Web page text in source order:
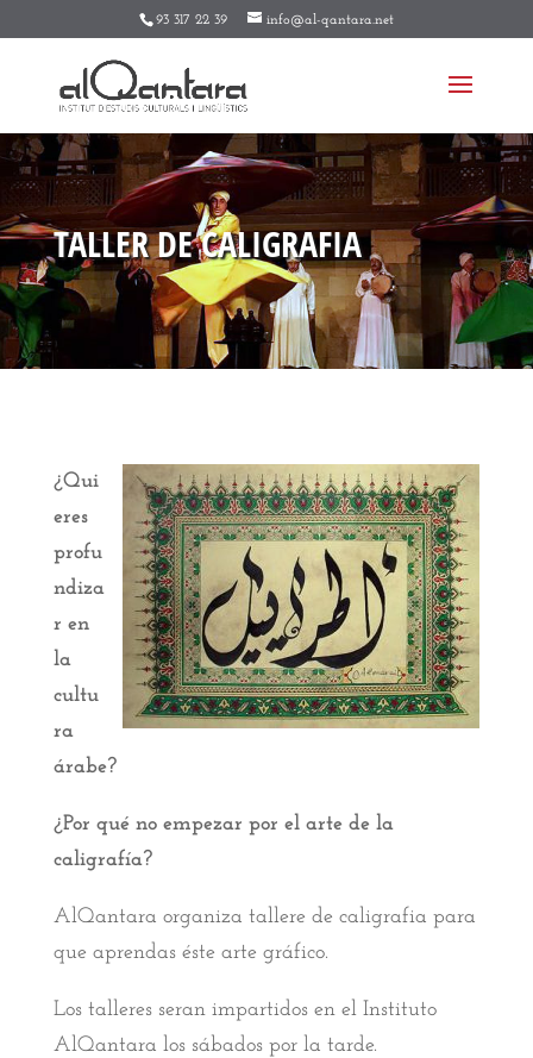
93 317 22 39 info@al-qantara.net
TALLER DE CALIGRAFIA
¿Qui
eres
profu
ndiza
r en
la
cultu
ra
árabe?
¿Por qué no empezar por el arte de la
caligrafía?
AlQantara organiza tallere de caligrafia para
que aprendas éste arte gráfico.
Los talleres seran impartidos en el Instituto
AlQantara los sábados por la tarde.